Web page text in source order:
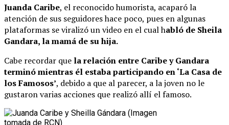
Juanda Caribe, el reconocido humorista, acaparó la
atención de sus seguidores hace poco, pues en algunas
plataformas se viralizó un video en el cual habló de Sheila
Gandara, la mamá de su hija.
Cabe recordar que la relación entre Caribe y Gandara
terminó mientras él estaba participando en ‘La Casa de
los Famosos’, debido a que al parecer, a la joven no le
gustaron varias acciones que realizó allí el famoso.